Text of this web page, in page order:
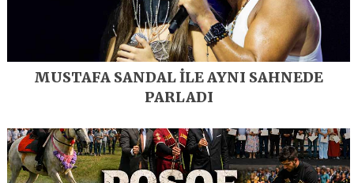
MUSTAFA SANDAL İLE AYNI SAHNEDE
PARLADI